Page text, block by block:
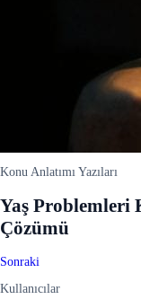
Konu Anlatımı Yazıları
Yaş Problemleri
Çözümü
Sonraki
Kullanıcılar